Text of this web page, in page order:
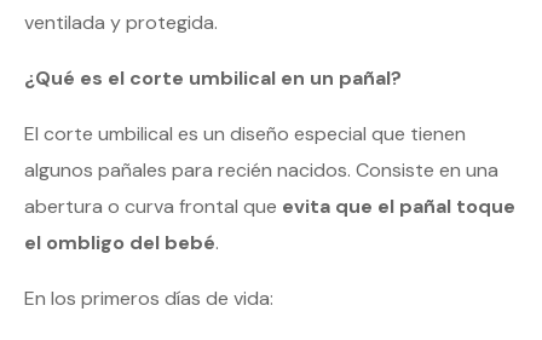
ventilada y protegida.
¿Qué es el corte umbilical en un pañal?
El corte umbilical es un diseño especial que tienen
algunos pañales para recién nacidos. Consiste en una
abertura o curva frontal que evita que el pañal toque
el ombligo del bebé.
En los primeros días de vida: